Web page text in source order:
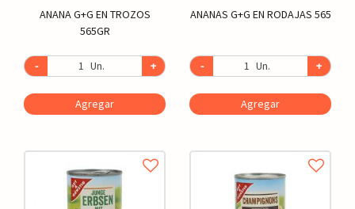
ANANA G+G EN TROZOS
565GR
- Un. +
Agregar
ANANAS G+G EN RODAJAS 565
- Un. +
Agregar